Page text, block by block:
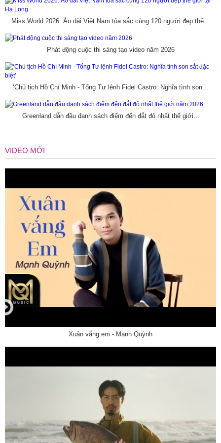
Miss World 2026: Áo dài Việt Nam tỏa sắc cùng 120 người đẹp thế...
Phát động cuộc thi sáng tạo video năm 2026
‘Chủ tịch Hồ Chí Minh - Tổng Tư lệnh Fidel Castro: Nghĩa tình son...
Greenland dẫn đầu danh sách điểm đến đắt đỏ nhất thế giới...
VIDEO MỚI
Xuân vắng em - Mạnh Quỳnh